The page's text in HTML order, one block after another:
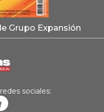
Grupo Expansión
sociales: